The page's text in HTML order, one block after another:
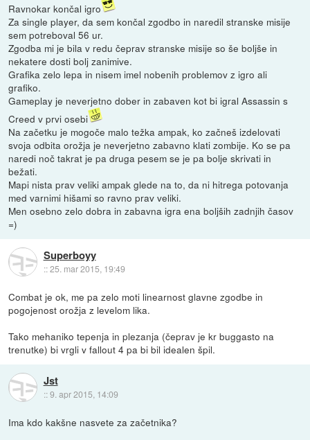
Ravnokar končal igro
Za single player, da sem končal zgodbo in naredil stranske misije
sem potreboval 56 ur.
Zgodba mi je bila v redu čeprav stranske misije so še boljše in
nekatere dosti bolj zanimive.
Grafika zelo lepa in nisem imel nobenih problemov z igro ali
grafiko.
Gameplay je neverjetno dober in zabaven kot bi igral Assassin s
Creed v prvi osebi
Na začetku je mogoče malo težka ampak, ko začneš izdelovati
svoja odbita orožja je neverjetno zabavno klati zombije. Ko se pa
naredi noč takrat je pa druga pesem se je pa bolje skrivati in
bežati.
Mapi nista prav veliki ampak glede na to, da ni hitrega potovanja
med varnimi hišami so ravno prav veliki.
Men osebno zelo dobra in zabavna igra ena boljših zadnjih časov
=)
Superboyy
::25. mar 2015, 19:49
Combat je ok, me pa zelo moti linearnost glavne zgodbe in
pogojenost orožja z levelom lika.
Tako mehaniko tepenja in plezanja (čeprav je kr buggasto na
trenutke) bi vrgli v fallout 4 pa bi bil idealen špil.
Jst
::9. apr 2015, 14:09
Ima kdo kakšne nasvete za začetnika?